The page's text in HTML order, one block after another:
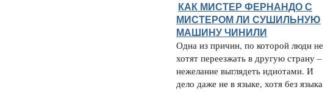
КАК МИСТЕР ФЕРНАНДО С
МИСТЕРОМ ЛИ СУШИЛЬНУЮ
МАШИНУ ЧИНИЛИ
Одна из причин, по которой люди не
хотят переезжать в другую страну –
нежелание выглядеть идиотами. И
дело даже не в языке, хотя без языка